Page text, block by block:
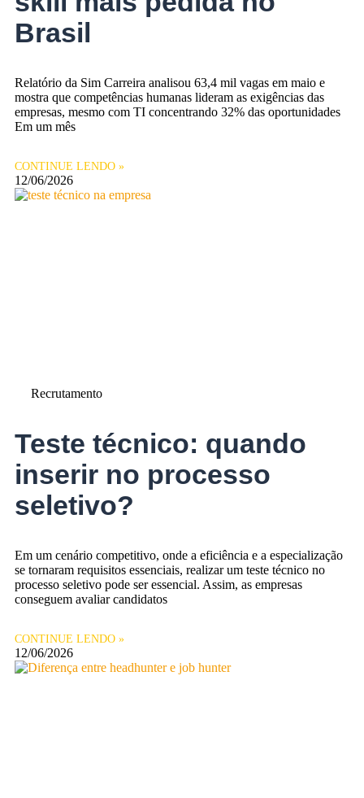
Brasil
Relatório da Sim Carreira analisou 63,4 mil vagas em maio e
mostra que competências humanas lideram as exigências das
empresas, mesmo com TI concentrando 32% das oportunidades
Em um mês
CONTINUE LENDO »
12/06/2026
Recrutamento
Teste técnico: quando
inserir no processo
seletivo?
Em um cenário competitivo, onde a eficiência e a especialização
se tornaram requisitos essenciais, realizar um teste técnico no
processo seletivo pode ser essencial. Assim, as empresas
conseguem avaliar candidatos
CONTINUE LENDO »
12/06/2026